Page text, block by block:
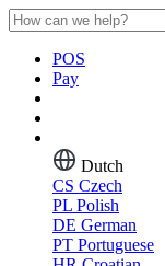
POS
Pay
Dutch
CS Czech
PL Polish
DE German
PT Portuguese